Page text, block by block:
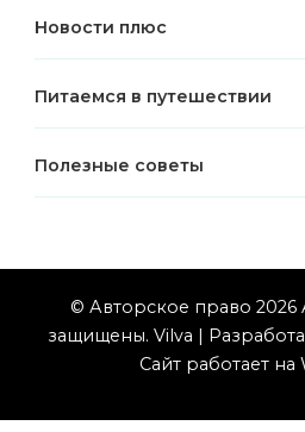
Новости плюс
Питаемся в путешествии
Полезные советы
© Авторское право 2026
защищены. Vilva |
Сайт работает на